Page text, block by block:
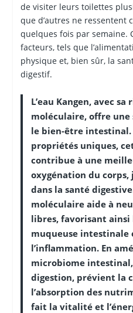
de visiter leurs toilettes
que d’autres ne ressentent
quelques fois par semaine.
facteurs, tels que
physique et, bien sûr, la
digestif.
L’eau Kangen, avec
moléculaire, offre
le bien-être intestinal.
propriétés uniques,
contribue à une
oxygénation du
dans la santé
moléculaire aide à
libres, favorisant ainsi
muqueuse intestinale
l’inflammation. En
microbiome
digestion, prévient la
l’absorption des
fait la vitalité et